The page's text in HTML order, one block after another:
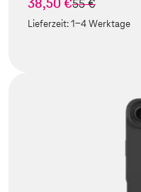
statt
55 €
Lieferzeit:1-4 Werktage